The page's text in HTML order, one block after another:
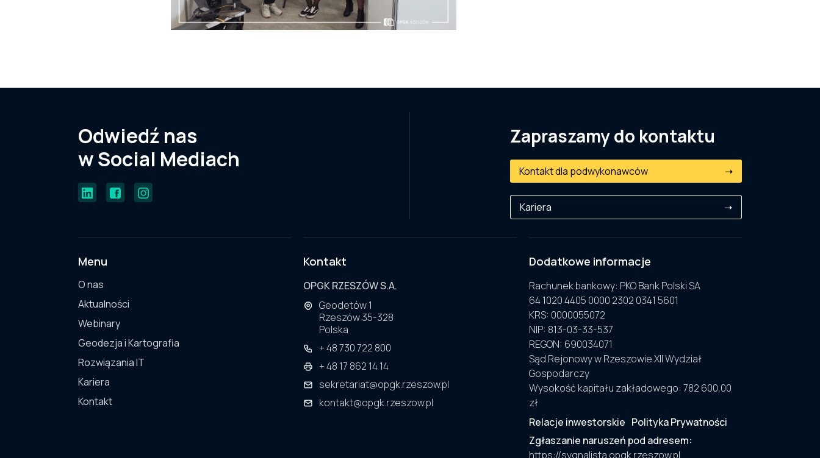
Odwiedź nas
w Social Mediach
Zapraszamy do kontaktu
Kontakt dla podwykonawców ➝
Kariera ➝
Menu
O nas
Aktualności
Webinary
Geodezja i Kartografia
Rozwiązania IT
Kariera
Kontakt
Kontakt
OPGK RZESZÓW S.A.
Geodetów 1
Rzeszów 35-328
Polska
+ 48 730 722 800
+ 48 17 862 14 14
sekretariat@opgk.rzeszow.pl
kontakt@opgk.rzeszow.pl
Dodatkowe informacje
Rachunek bankowy: PKO Bank Polski SA
64 1020 4405 0000 2302 0341 5601
KRS: 0000055072
NIP: 813-03-33-537
REGON: 690034071
Sąd Rejonowy w Rzeszowie XII Wydział
Gospodarczy
Wysokość kapitału zakładowego: 782 600,00
zł
Relacje inwestorskie Polityka Prywatności
Zgłaszanie naruszeń pod adresem:
https://sygnalista.opgk.rzeszow.pl